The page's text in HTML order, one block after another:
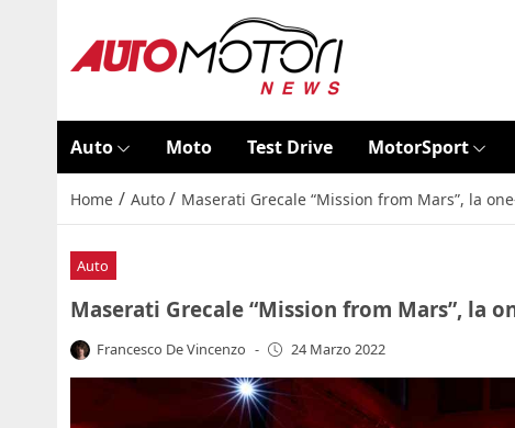
Auto Moto Test Drive MotorSport
Home / Auto / Maserati Grecale “Mission from Mars”, la
Auto
Maserati Grecale “Mission from Mars”, la
Francesco De Vincenzo - 24 Marzo 2022